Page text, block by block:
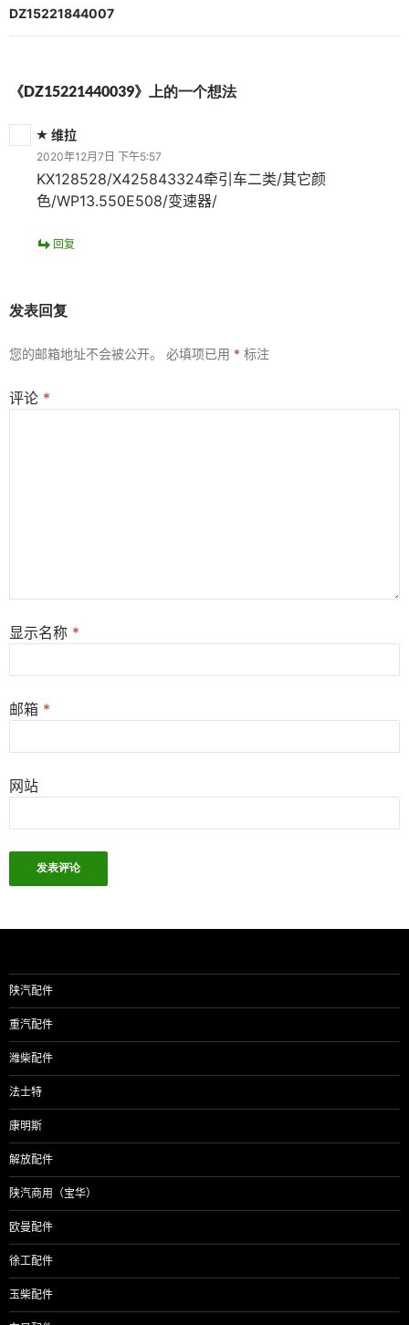
航
DZ15221844007
《DZ15221440039》上的一个想法
维拉
2020年12月7日 下午5:57
KX128528/X425843324牵引车二类/其它颜
色/WP13.550E508/变速器/
回复
发表回复
您的邮箱地址不会被公开。 必填项已用 * 标注
评论 *
显示名称 *
邮箱 *
网站
陕汽配件
重汽配件
潍柴配件
法士特
康明斯
解放配件
陕汽商用（宝华）
欧曼配件
徐工配件
玉柴配件